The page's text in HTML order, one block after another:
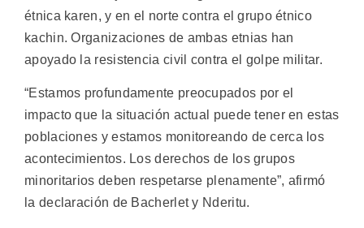
étnica karen, y en el norte contra el grupo étnico
kachin. Organizaciones de ambas etnias han
apoyado la resistencia civil contra el golpe militar.
“Estamos profundamente preocupados por el
impacto que la situación actual puede tener en estas
poblaciones y estamos monitoreando de cerca los
acontecimientos. Los derechos de los grupos
minoritarios deben respetarse plenamente”, afirmó
la declaración de Bacherlet y Nderitu.